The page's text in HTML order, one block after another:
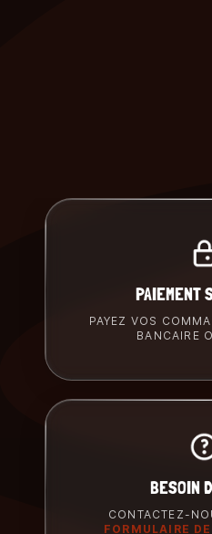
PAIEMENT
PAYEZ VOS
BANCAIRE
BESOIN
CONTACTEZ-
FORMULAIRE